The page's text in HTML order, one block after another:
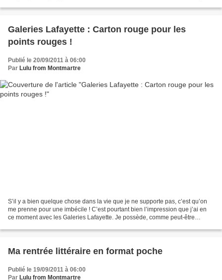
Galeries Lafayette : Carton rouge pour les
points rouges !
Publié le 20/09/2011 à 06:00
Par Lulu from Montmartre
S’il y a bien quelque chose dans la vie que je ne supporte pas, c’est qu’on
me prenne pour une imbécile ! C’est pourtant bien l’impression que j’ai en
ce moment avec les Galeries Lafayette. Je possède, comme peut-être
Ma rentrée littéraire en format poche
Publié le 19/09/2011 à 06:00
Par Lulu from Montmartre